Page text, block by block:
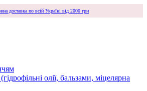
доставка по всій Україні від 2000 грн
олії, бальзами, міцелярна